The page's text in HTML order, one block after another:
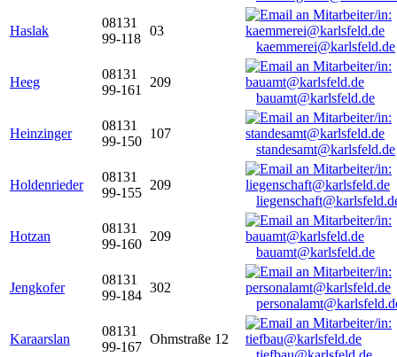
Haslak
08131
99-118
03
kaemmerei@karlsfeld.de
Heeg
08131
99-161
209
bauamt@karlsfeld.de
Heinzinger
08131
99-150
107
standesamt@karlsfeld.de
Holdenrieder
08131
99-155
209
Hotzan
08131
99-160
209
bauamt@karlsfeld.de
Jengkofer
08131
99-184
302
Karaarslan
08131
99-167
Ohmstraße 12